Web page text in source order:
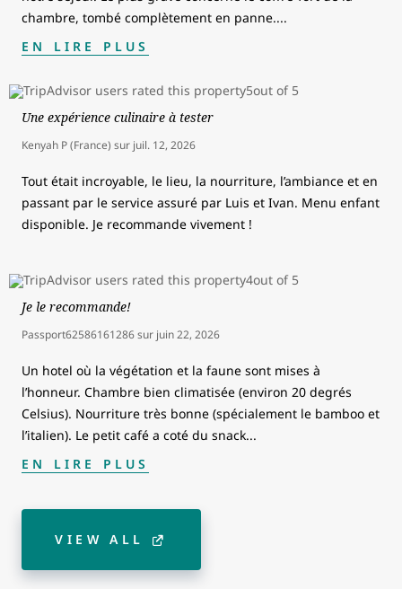
chambre, tombé complètement en panne....
EN LIRE PLUS
Une expérience culinaire à tester
Kenyah P (France) sur juil. 12, 2026
Tout était incroyable, le lieu, la nourriture, l’ambiance et en
passant par le service assuré par Luis et Ivan. Menu enfant
disponible. Je recommande vivement !
Je le recommande!
Passport62586161286sur juin 22, 2026
Un hotel où la végétation et la faune sont mises à
l’honneur. Chambre bien climatisée (environ 20 degrés
Celsius). Nourriture très bonne (spécialement le bamboo et
l’italien). Le petit café a coté du snack...
EN LIRE PLUS
VIEW ALL